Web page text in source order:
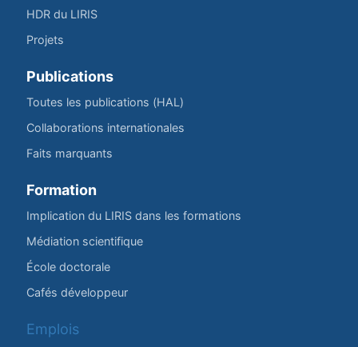
HDR du LIRIS
Projets
Publications
Toutes les publications (HAL)
Collaborations internationales
Faits marquants
Formation
Implication du LIRIS dans les formations
Médiation scientifique
École doctorale
Cafés développeur
Emplois